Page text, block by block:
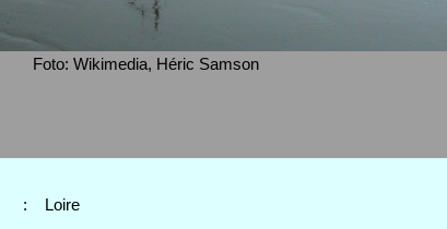
Foto: Wikimedia, Héric Samson
:
Loire